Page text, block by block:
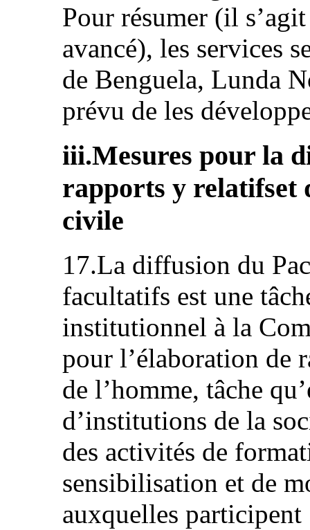
Pour résumer (il
avancé), les services
de Benguela, Lunda
prévu de les
iii.Mesures pour la
rapports y relatifset
civile
17.La diffusion du
facultatifs est une
institutionnel à la
pour l’élaboration de
de l’homme, tâche
d’institutions de la
des activités de
sensibilisation et de
auxquelles participent